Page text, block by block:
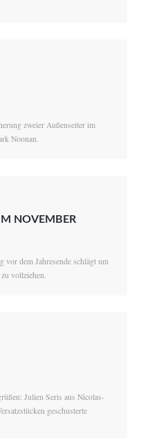
zweier Außenseiter im
Noonan.
NOVEMBER
vor dem Jahresende schlägt um
vollziehen.
Julien Seris aus Nicolas-
geschusterte